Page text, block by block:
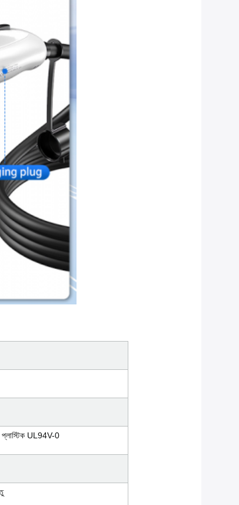
প্লাস্টিক UL94V-0